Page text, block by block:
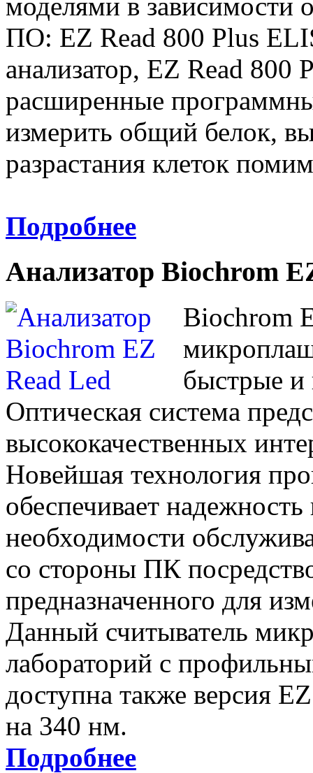
ПО: EZ Read 800 Plus
анализатор, EZ Read 800
расширенные
измерить общий белок,
разрастания клеток
Подробнее
Анализатор Biochrom
Biochrom
быстрые и
Оптическая система
высококачественных
Новейшая технология
обеспечивает надежность
необходимости
со стороны ПК
предназначенного для
Данный считыватель
лабораторий с
доступна также версия
на 340 нм.
Подробнее